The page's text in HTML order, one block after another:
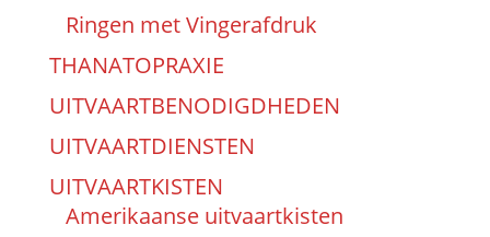
Ringen met Vingerafdruk
THANATOPRAXIE
UITVAARTBENODIGDHEDEN
UITVAARTDIENSTEN
UITVAARTKISTEN
Amerikaanse uitvaartkisten